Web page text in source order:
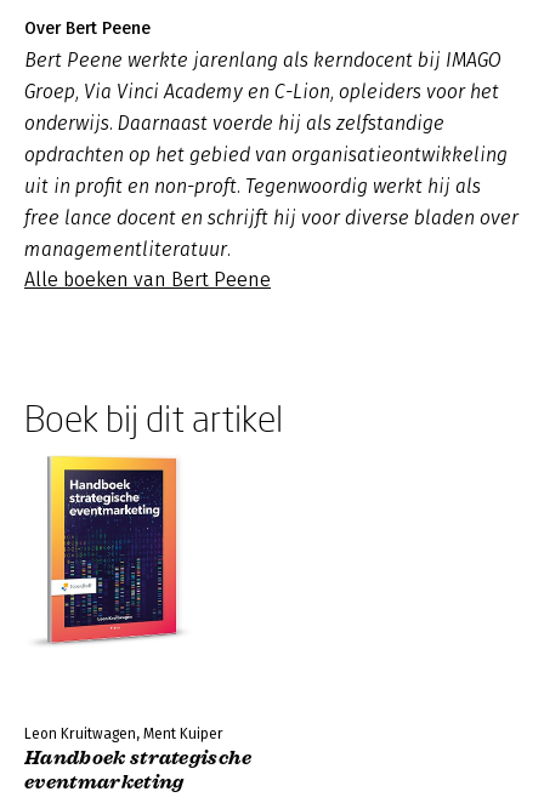
Over Bert Peene
Bert Peene werkte jarenlang als kerndocent bij IMAGO
Groep, Via Vinci Academy en C-Lion, opleiders voor het
onderwijs. Daarnaast voerde hij als zelfstandige
opdrachten op het gebied van organisatieontwikkeling
uit in profit en non-proft. Tegenwoordig werkt hij als
free lance docent en schrijft hij voor diverse bladen over
managementliteratuur.
Alle boeken van Bert Peene
Boek bij dit artikel
Leon Kruitwagen, Ment Kuiper
Handboek strategische
eventmarketing